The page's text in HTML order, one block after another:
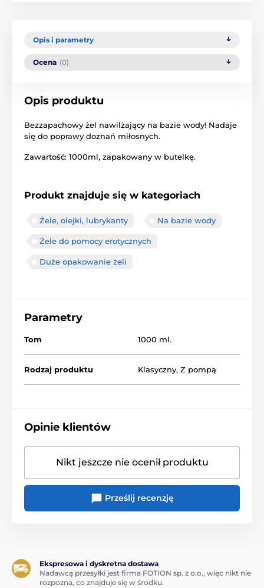
Opis i parametry
Ocena (0)
Opis produktu
Bezzapachowy żel nawilżający na bazie wody! Nadaje
się do poprawy doznań miłosnych.
Zawartość: 1000ml, zapakowany w butelkę.
Produkt znajduje się w kategoriach
Żele, olejki, lubrykanty Na bazie wody
Żele do pomocy erotycznych
Duże opakowanie żeli
Parametry
Tom 1000 ml.
Rodzaj produktu Klasyczny, Z pompą
Opinie klientów
Nikt jeszcze nie ocenił produktu
Prześlij recenzję
Ekspresowa i dyskretna dostawa
Nadawcą przesyłki jest firma FOTION sp. z o.o., więc nikt nie
rozpozna, co znajduje się w środku.